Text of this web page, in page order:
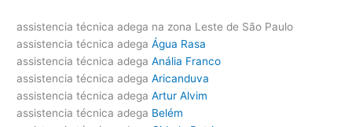
assistencia técnica adega na zona Leste de São Paulo
assistencia técnica adega Água Rasa
assistencia técnica adega Anália Franco
assistencia técnica adega Aricanduva
assistencia técnica adega Artur Alvim
assistencia técnica adega Belém